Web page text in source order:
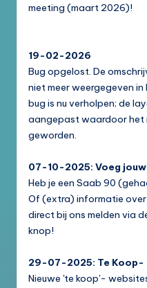
meeting (maart 2026)!
19-02-2026
Bug opgelost. De
niet meer weergegeven
bug is nu verholpen; de
aangepast waardoor het
geworden.
07-10-2025: Voeg
Heb je een Saab 90
Of (extra) informatie over
direct bij ons melden via
knop!
29-07-2025: Te Koop-
Nieuwe 'te koop'-